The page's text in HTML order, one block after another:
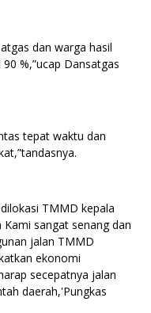
dan warga hasil
%,”ucap Dansatgas
tepat waktu dan
TMMD kepala
sangat senang dan
jalan TMMD
ekonomi
secepatnya jalan
daerah,'Pungkas